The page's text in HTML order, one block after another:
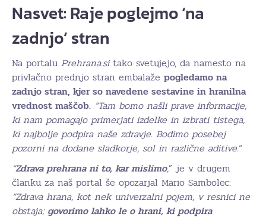
Nasvet: Raje poglejmo ‘na
zadnjo’ stran
Na portalu Prehrana.sitako svetujejo, da namesto na
privlačno prednjo stran embalaže pogledamo na
zadnjo stran, kjer so navedene sestavine in hranilna
vrednost maščob. “Tam bomo našli prave informacije,
ki nam pomagajo primerjati izdelke in izbrati tistega,
ki najbolje podpira naše zdravje. Bodimo posebej
pozorni na dodane sladkorje, sol in različne aditive.“
“Zdrava prehrana ni to, kar mislimo,” je v drugem
članku za naš portal še opozarjal Mario Sambolec:
“Zdrava hrana, kot nek univerzalni pojem, v resnici ne
obstaja; govorimo lahko le o hrani, ki podpira